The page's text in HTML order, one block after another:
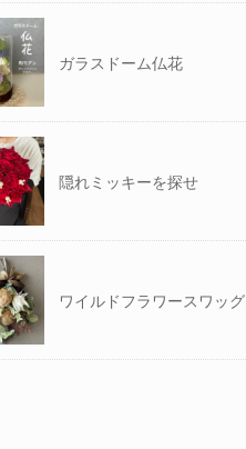
ガラスドーム仏花
隠れミッキーを探せ
ワイルドフラワースワッグ